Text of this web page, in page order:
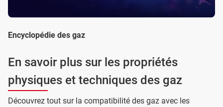
Encyclopédie des gaz
En savoir plus sur les propriétés
physiques et techniques des gaz
Découvrez tout sur la compatibilité des gaz avec les